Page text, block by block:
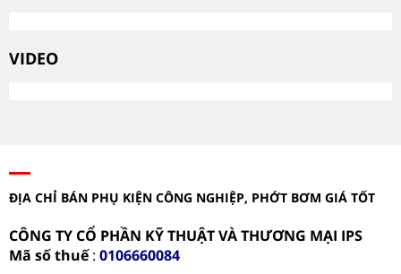
VIDEO
ĐỊA CHỈ BÁN PHỤ KIỆN CÔNG NGHIỆP, PHỚT BƠM GIÁ TỐT
CÔNG TY CỔ PHẦN KỸ THUẬT VÀ THƯƠNG MẠI IPS
Mã số thuế: 0106660084